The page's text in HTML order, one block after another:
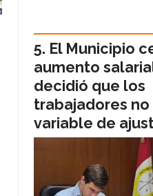
El Municipio
aumento
decidió que los
trabajadores no
variable de